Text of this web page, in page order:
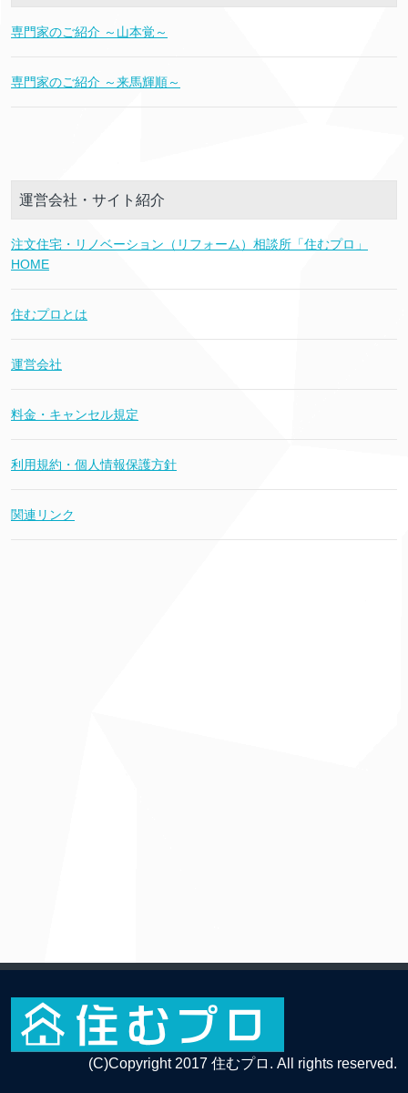
専門家のご紹介 ～山本覚～
専門家のご紹介 ～来馬輝順～
運営会社・サイト紹介
注文住宅・リノベーション（リフォーム）相談所「住むプロ」
HOME
住むプロとは
運営会社
料金・キャンセル規定
利用規約・個人情報保護方針
関連リンク
(C)Copyright 2017 住むプロ. All rights reserved.